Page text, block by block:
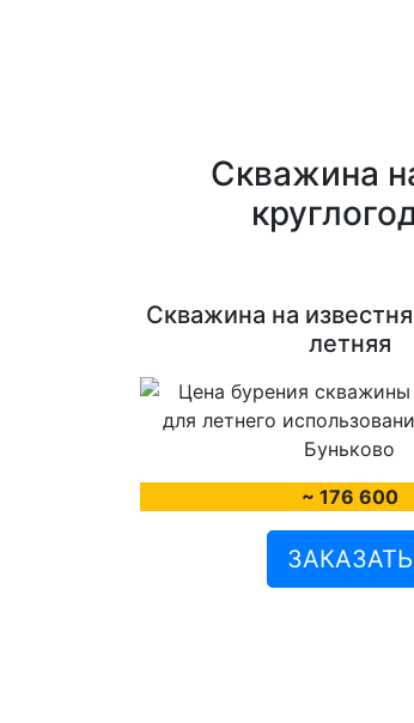
Скважина
Скважина на
летняя
~ 176 600
ЗАКАЗАТЬ